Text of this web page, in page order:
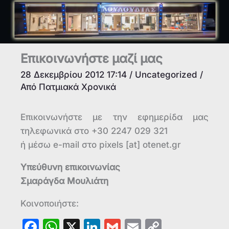
Επικοινωνήστε μαζί μας
28 Δεκεμβρίου 2012 17:14 / Uncategorized /
Από Πατμιακά Χρονικά
Επικοινωνήστε με την εφημερίδα μας
τηλεφωνικά στο +30 2247 029 321
ή μέσω e-mail στο pixels [at] otenet.gr
Υπεύθυνη επικοινωνίας
Σμαράγδα Μουλιάτη
Κοινοποιήστε: